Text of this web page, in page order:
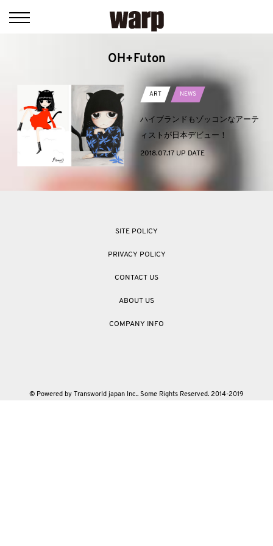
OH+Futon
ART NEWS
ハイブランドもゾッコンなアーテ
ィストが日本デビュー！
2018.07.17 UP DATE
SITE POLICY
PRIVACY POLICY
CONTACT US
ABOUT US
COMPANY INFO
© Powered by Transworld japan Inc.. Some Rights Reserved. 2014-2019